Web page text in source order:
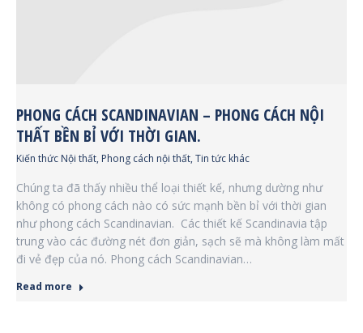
PHONG CÁCH SCANDINAVIAN – PHONG CÁCH NỘI
THẤT BỀN BỈ VỚI THỜI GIAN.
Kiến thức Nội thất, Phong cách nội thất, Tin tức khác
Chúng ta đã thấy nhiều thể loại thiết kế, nhưng dường như
không có phong cách nào có sức mạnh bền bỉ với thời gian
như phong cách Scandinavian. Các thiết kế Scandinavia tập
trung vào các đường nét đơn giản, sạch sẽ mà không làm mất
đi vẻ đẹp của nó. Phong cách Scandinavian…
Read more